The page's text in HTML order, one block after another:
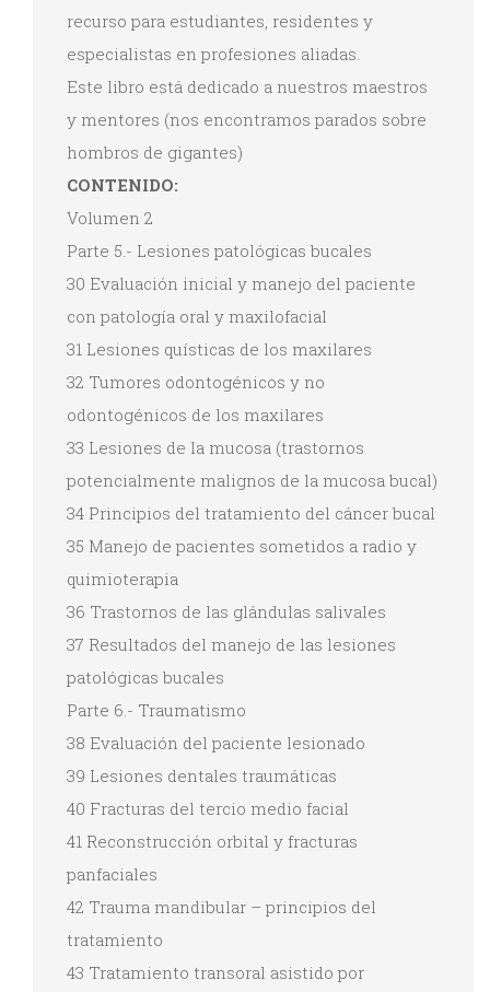
recurso para estudiantes, residentes y
especialistas en profesiones aliadas.
Este libro está dedicado a nuestros maestros
y mentores (nos encontramos parados sobre
hombros de gigantes)
CONTENIDO:
Volumen 2
Parte 5.- Lesiones patológicas bucales
30 Evaluación inicial y manejo del paciente
con patología oral y maxilofacial
31 Lesiones quísticas de los maxilares
32 Tumores odontogénicos y no
odontogénicos de los maxilares
33 Lesiones de la mucosa (trastornos
potencialmente malignos de la mucosa bucal)
34 Principios del tratamiento del cáncer bucal
35 Manejo de pacientes sometidos a radio y
quimioterapia
36 Trastornos de las glándulas salivales
37 Resultados del manejo de las lesiones
patológicas bucales
Parte 6.- Traumatismo
38 Evaluación del paciente lesionado
39 Lesiones dentales traumáticas
40 Fracturas del tercio medio facial
41 Reconstrucción orbital y fracturas
panfaciales
42 Trauma mandibular – principios del
tratamiento
43 Tratamiento transoral asistido por